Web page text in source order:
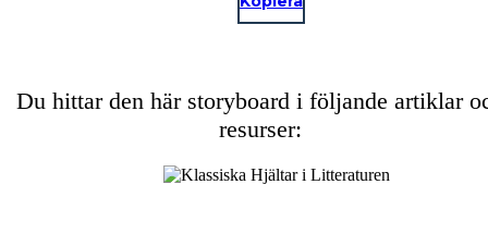
Du hittar den här storyboard i följande artiklar
resurser: